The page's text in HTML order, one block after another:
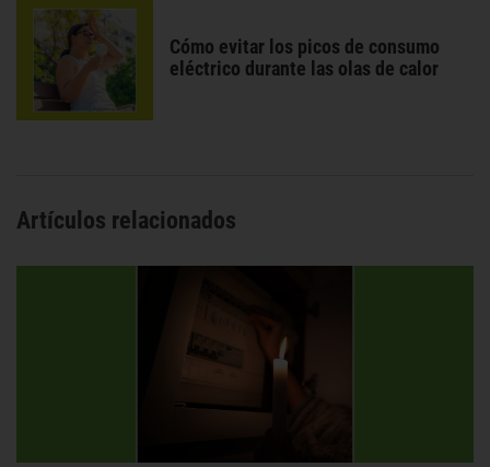
Cómo evitar los picos de consumo
eléctrico durante las olas de calor
Artículos relacionados